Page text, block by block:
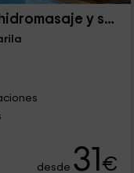
Benarum- Alojamientos 4 pax hidromasaje y sauna
desde 31€